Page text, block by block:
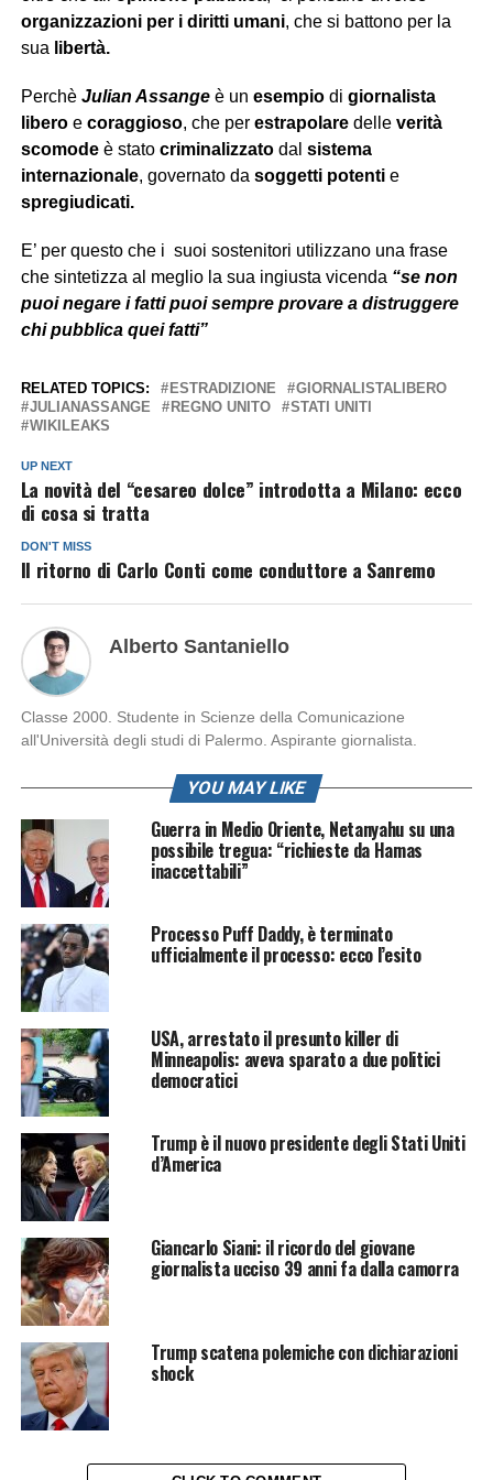
organizzazioni per i diritti umani, che si battono per la
sua libertà.
Perchè Julian Assange è un esempiodi giornalista
liberoe coraggioso, che per estrapolaredelle verità
scomodeè stato criminalizzatodal sistema
internazionale, governato da soggetti potentie
spregiudicati.
E’ per questo che i suoi sostenitori utilizzano una frase
che sintetizza al meglio la sua ingiusta vicenda “se non
puoi negare i fatti puoi sempre provare a distruggere
chi pubblica quei fatti”
RELATED TOPICS: ESTRADIZIONE
GIORNALISTALIBERO
JULIANASSANGE
REGNO UNITO
STATI UNITI
WIKILEAKS
UP NEXT
La novità del “cesareo dolce” introdotta a Milano: ecco
di cosa si tratta
DON'T MISS
Il ritorno di Carlo Conti come conduttore a Sanremo
Alberto Santaniello
Classe 2000. Studente in Scienze della Comunicazione
all'Università degli studi di Palermo. Aspirante giornalista.
YOU MAY LIKE
Guerra in Medio Oriente, Netanyahu su una
possibile tregua: “richieste da Hamas
inaccettabili”
Processo Puff Daddy, è terminato
ufficialmente il processo: ecco l’esito
USA, arrestato il presunto killer di
Minneapolis: aveva sparato a due politici
democratici
Trump è il nuovo presidente degli Stati Uniti
d’America
Giancarlo Siani: il ricordo del giovane
giornalista ucciso 39 anni fa dalla camorra
Trump scatena polemiche con dichiarazioni
shock